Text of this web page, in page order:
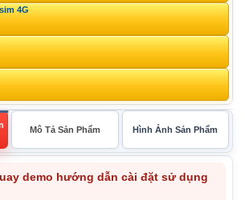
4G
Mô Tả Sản Phẩm Hình Ảnh Sản Phẩm
demo hướng dẫn cài đặt sử dụng